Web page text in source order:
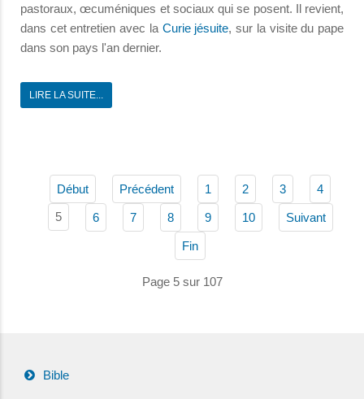
pastoraux, œcuméniques et sociaux qui se posent. Il revient,
dans cet entretien avec la Curie jésuite, sur la visite du pape
dans son pays l'an dernier.
LIRE LA SUITE...
Début Précédent 1 2 3 4
5 6 7 8 9 10 Suivant
Fin
Page 5 sur 107
Bible